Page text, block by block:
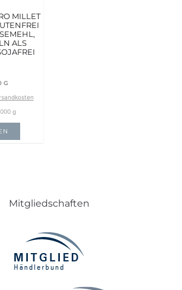
MILLET
ALS
G
g
Mitgliedschaften